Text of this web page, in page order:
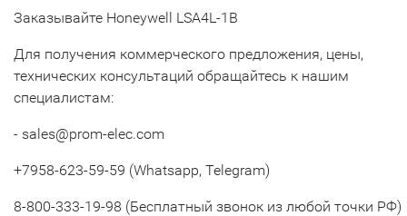
Заказывайте Honeywell LSA4L-1B
Для получения коммерческого предложения, цены,
технических консультаций обращайтесь к нашим
специалистам:
- sales@prom-elec.com
+7958-623-59-59 (Whatsapp, Telegram)
8-800-333-19-98 (Бесплатный звонок из любой точки РФ)